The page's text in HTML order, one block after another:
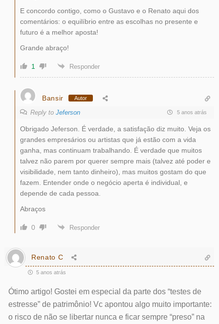
E concordo contigo, como o Gustavo e o Renato aqui dos
comentários: o equilíbrio entre as escolhas no presente e
futuro é a melhor aposta!
Grande abraço!
1 Responder
Bansir Autor
Reply to Jeferson 5 anos atrás
Obrigado Jeferson. É verdade, a satisfação diz muito. Veja os
grandes empresários ou artistas que já estão com a vida
ganha, mas continuam trabalhando. É verdade que muitos
talvez não parem por querer sempre mais (talvez até poder e
visibilidade, nem tanto dinheiro), mas muitos gostam do que
fazem. Entender onde o negócio aperta é individual, e
depende de cada pessoa.
Abraços
0 Responder
Renato C
5 anos atrás
Ótimo artigo! Gostei em especial da parte dos “testes de
estresse” de patrimônio! Vc apontou algo muito importante:
o risco de não se libertar nunca e ficar sempre “preso” na